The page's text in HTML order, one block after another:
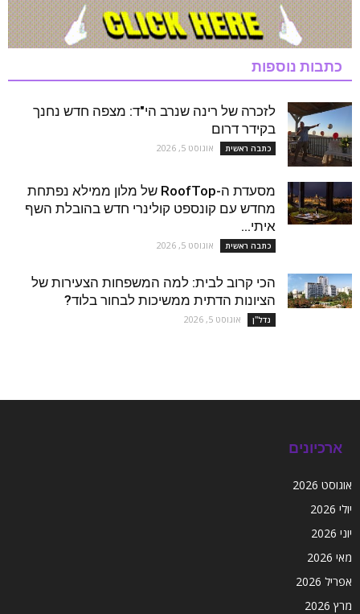
כתבות נוספות
לזכרה של רינה שנרב הי"ד: מצפה חדש נחנך
בקידר דרום
כתבה ראשית אוגוסט 5, 2026
מסעדת ה-RoofTop של מלון ממילא נפתחת
מחדש עם קונספט קולינרי חדש בהובלת השף
איתי...
כתבה ראשית אוגוסט 5, 2026
הכי קרוב לבית: למה המשפחות הצעירות של
הציונות הדתית ממשיכות לבחור בלוד?
נדל''ן אוגוסט 5, 2026
ארכיונים
אוגוסט 2026
יולי 2026
יוני 2026
מאי 2026
אפריל 2026
מרץ 2026